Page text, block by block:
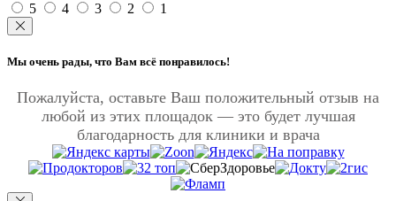
5 4 3 2 1
Мы очень рады, что Вам всё понравилось!
Пожалуйста, оставьте Ваш положительный отзыв на
любой из этих площадок — это будет лучшая
благодарность для клиники и врача